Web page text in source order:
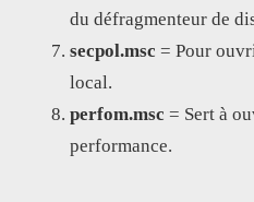
du défragmenteur de
secpol.msc = Pour
local.
perfom.msc = Sert à
performance.